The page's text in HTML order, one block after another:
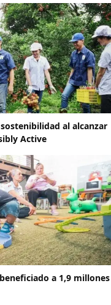
al alcanzar
Active
a 1,9 millones